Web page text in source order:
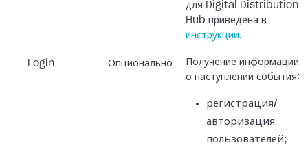
для Digital Distribution
Hub приведена в
инструкции.
Login Опционально
Получение информации
о наступлении события:
регистрация/
авторизация
пользователей;